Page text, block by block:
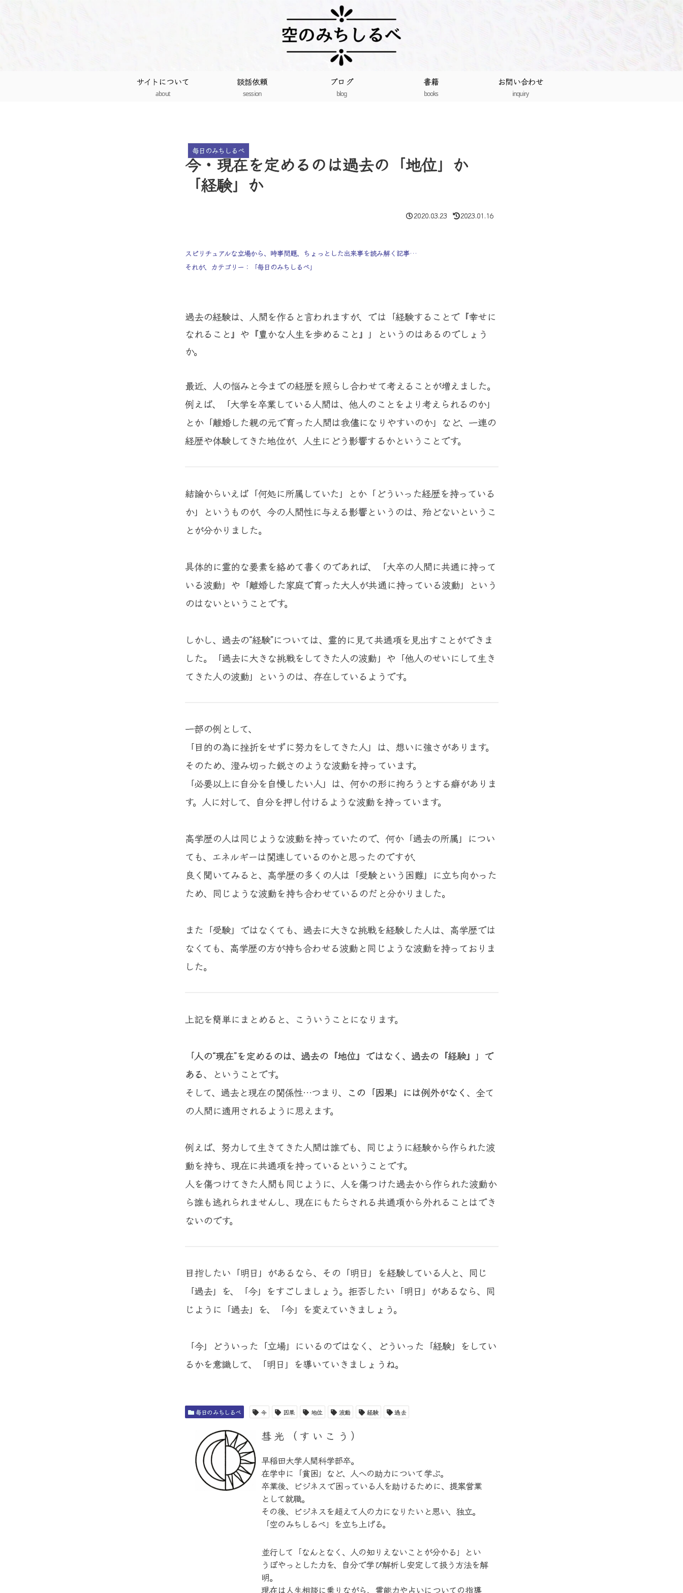
サイトについて
about
談話依頼
session
ブログ
blog
書籍
books
お問い合わせ
inquiry
今・現在を定めるのは過去の「地位」か
「経験」か
毎日のみちしるべ
2020.03.23 2023.01.16
スピリチュアルな立場から、時事問題、ちょっとした出来事を読み解く記事…
それが、カテゴリー：「毎日のみちしるべ」
過去の経験は、人間を作ると言われますが、では「経験することで『幸せに
なれること』や『豊かな人生を歩めること』」というのはあるのでしょう
か。
最近、人の悩みと今までの経歴を照らし合わせて考えることが増えました。
例えば、「大学を卒業している人間は、他人のことをより考えられるのか」
とか「離婚した親の元で育った人間は我儘になりやすいのか」など、一連の
経歴や体験してきた地位が、人生にどう影響するかということです。
結論からいえば「何処に所属していた」とか「どういった経歴を持っている
か」というものが、今の人間性に与える影響というのは、殆どないというこ
とが分かりました。
具体的に霊的な要素を絡めて書くのであれば、「大卒の人間に共通に持って
いる波動」や「離婚した家庭で育った大人が共通に持っている波動」という
のはないということです。
しかし、過去の“経験”については、霊的に見て共通項を見出すことができま
した。「過去に大きな挑戦をしてきた人の波動」や「他人のせいにして生き
てきた人の波動」というのは、存在しているようです。
一部の例として、
「目的の為に挫折をせずに努力をしてきた人」は、想いに強さがあります。
そのため、澄み切った鋭さのような波動を持っています。
「必要以上に自分を自慢したい人」は、何かの形に拘ろうとする癖がありま
す。人に対して、自分を押し付けるような波動を持っています。
高学歴の人は同じような波動を持っていたので、何か「過去の所属」につい
ても、エネルギーは関連しているのかと思ったのですが、
良く聞いてみると、高学歴の多くの人は「受験という困難」に立ち向かった
ため、同じような波動を持ち合わせているのだと分かりました。
また「受験」ではなくても、過去に大きな挑戦を経験した人は、高学歴では
なくても、高学歴の方が持ち合わせる波動と同じような波動を持っておりま
した。
上記を簡単にまとめると、こういうことになります。
「人の“現在”を定めるのは、過去の『地位』ではなく、過去の『経験』」で
ある、ということです。
そして、過去と現在の関係性…つまり、
この「因果」には例外がなく 、全て
の人間に適用されるように思えます。
例えば、努力して生きてきた人間は誰でも、同じように経験から作られた波
動を持ち、現在に共通項を持っているということです。
人を傷つけてきた人間も同じように、人を傷つけた過去から作られた波動か
ら誰も逃れられませんし、現在にもたらされる共通項から外れることはでき
ないのです。
目指したい「明日」があるなら、その「明日」を経験している人と、同じ
「過去」を、「今」をすごしましょう。拒否したい「明日」があるなら、同
じように「過去」を、「今」を変えていきましょう。
「今」どういった「立場」にいるのではなく、どういった「経験」をしてい
るかを意識して、「明日」を導いていきましょうね。
毎日のみちしるべ 今 因果 地位 波動 経験 過去
彗光（すいこう）
早稲田大学人間科学部卒。
在学中に「貧困」など、人への助力について学ぶ。
卒業後、ビジネスで困っている人を助けるために、提案営業
として就職。
その後、ビジネスを超えて人の力になりたいと思い、独立。
「空のみちしるべ」を立ち上げる。
並行して「なんとなく、人の知りえないことが分かる」とい
うぼやっとした力を、自分で学び解析し安定して扱う方法を解
明。
現在は人生相談に乗りながら、霊能力や占いについての指導